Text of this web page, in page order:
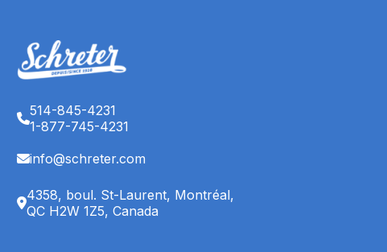
514-845-4231
1-877-745-4231
info@schreter.com
4358, boul. St-Laurent, Montréal,
QC H2W 1Z5, Canada